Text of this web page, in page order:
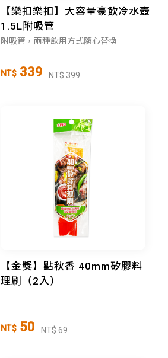
【樂扣樂扣】大容量豪飲冷水壺
1.5L附吸管
附吸管，兩種飲用方式隨心替換
NT$ 339 NT$ 399
【金獎】點秋香 40mm矽膠料
理刷（2入）
NT$ 50 NT$ 69